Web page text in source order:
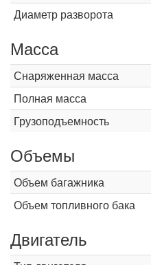
Диаметр разворота
Масса
Снаряженная масса
Полная масса
Грузоподъемность
Объемы
Объем багажника
Объем топливного бака
Двигатель